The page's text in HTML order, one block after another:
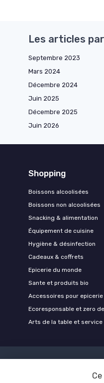
Les articles
Septembre 2023
Mars 2024
Décembre 2024
Juin 2025
Décembre 2025
Juin 2026
Shopping
Boissons alcoolisées
Boissons non alcoolisées
Snacking & alimentation
Équipement de cuisine
Hygiène & désinfection
Cadeaux & coffrets
Epicerie du monde
Sante et produits bio
Accessoires pour
Ecoresponsable et zero
Arts de la table et service